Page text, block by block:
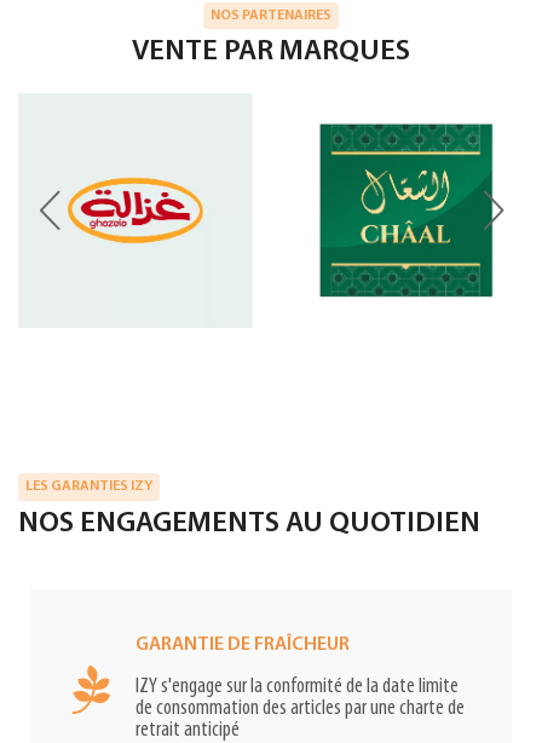
NOS PARTENAIRES
VENTE PAR MARQUES
LES GARANTIES IZY
NOS ENGAGEMENTS AU QUOTIDIEN
GARANTIE DE FRAÎCHEUR
IZY s'engage sur la conformité de la date limite
de consommation des articles par une charte de
retrait anticipé